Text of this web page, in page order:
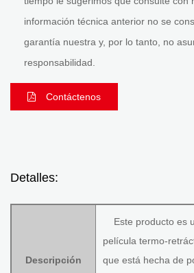
información técnica anterior no se
garantía nuestra y, por lo tanto, no
responsabilidad.
Contáctenos
Detalles:
Descripción
Este producto es
película termo-
que está hecha de